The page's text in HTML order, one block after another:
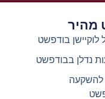
מהיר
לוקיישן בודפשט
נדלן בבודפשט
להשקעה